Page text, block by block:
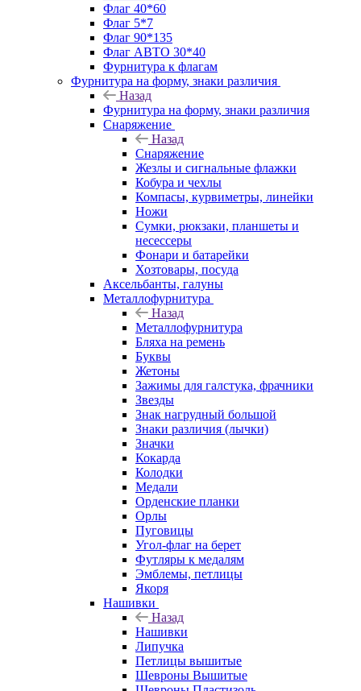
Флаг 40*60
Флаг 5*7
Флаг 90*135
Флаг АВТО 30*40
Фурнитура к флагам
Фурнитура на форму, знаки различия
Назад
Фурнитура на форму, знаки различия
Снаряжение
Назад
Снаряжение
Жезлы и сигнальные флажки
Кобура и чехлы
Компасы, курвиметры, линейки
Ножи
Сумки, рюкзаки, планшеты и
несессеры
Фонари и батарейки
Хозтовары, посуда
Аксельбанты, галуны
Металлофурнитура
Назад
Металлофурнитура
Бляха на ремень
Буквы
Жетоны
Зажимы для галстука, фрачники
Звезды
Знак нагрудный большой
Знаки различия (лычки)
Значки
Кокарда
Колодки
Медали
Орденские планки
Орлы
Пуговицы
Угол-флаг на берет
Футляры к медалям
Эмблемы, петлицы
Якоря
Нашивки
Назад
Нашивки
Липучка
Петлицы вышитые
Шевроны Вышитые